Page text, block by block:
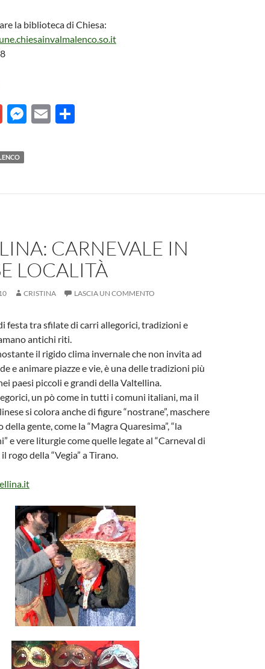
la biblioteca di Chiesa:
G
ail
M
g
E
vi
CARNEVALE IN
LOCALITÀ
CRISTINA LASCIA UN COMMENTO
festa tra sfilate di carri allegorici, tradizioni e
antichi riti.
il rigido clima invernale che non invita ad
e animare piazze e vie, è una delle tradizioni più
paesi piccoli e grandi della Valtellina.
un pò come in tutti i comuni italiani, ma il
si colora anche di figure “nostrane”, maschere
gente, come la “Magra Quaresima”, “la
e vere liturgie come quelle legate al “Carneval di
rogo della “Vegia” a Tirano.